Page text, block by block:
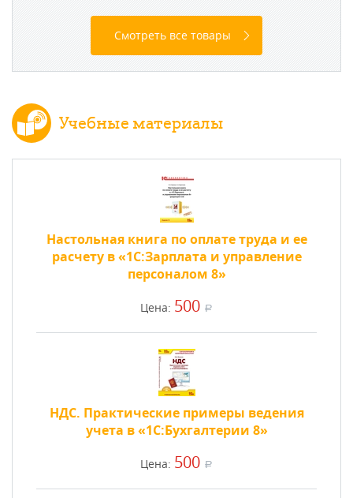
Смотреть все товары
Учебные материалы
Настольная книга по оплате труда и ее
расчету в «1С:Зарплата и управление
персоналом 8»
Цена: 500 a
НДС. Практические примеры ведения
учета в «1С:Бухгалтерии 8»
Цена: 500 a